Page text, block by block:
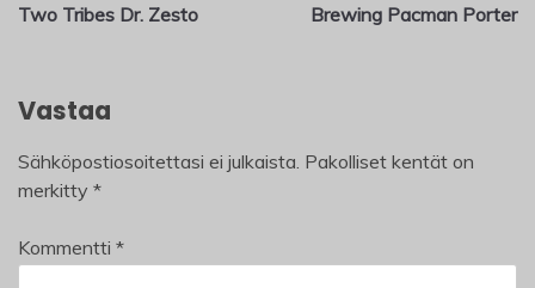
Two Tribes Dr. Zesto
Brewing Pacman Porter
Vastaa
Sähköpostiosoitettasi ei julkaista. Pakolliset kentät on
merkitty *
Kommentti *